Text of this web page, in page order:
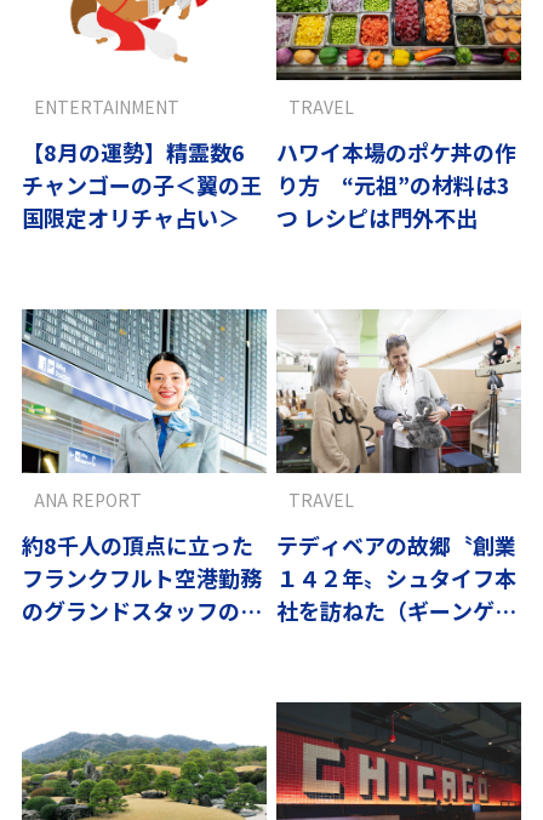
【8月の運勢】精霊数6
チャンゴーの子＜翼の王
国限定オリチャ占い＞
ENTERTAINMENT
ハワイ本場のポケ丼の作
り方 “元祖”の材料は3
つ レシピは門外不出
TRAVEL
約8千人の頂点に立った
フランクフルト空港勤務
のグランドスタッフの素
ANA REPORT
テディベアの故郷〝創業
１４２年〟シュタイフ本
社を訪ねた（ギーンゲ
TRAVEL